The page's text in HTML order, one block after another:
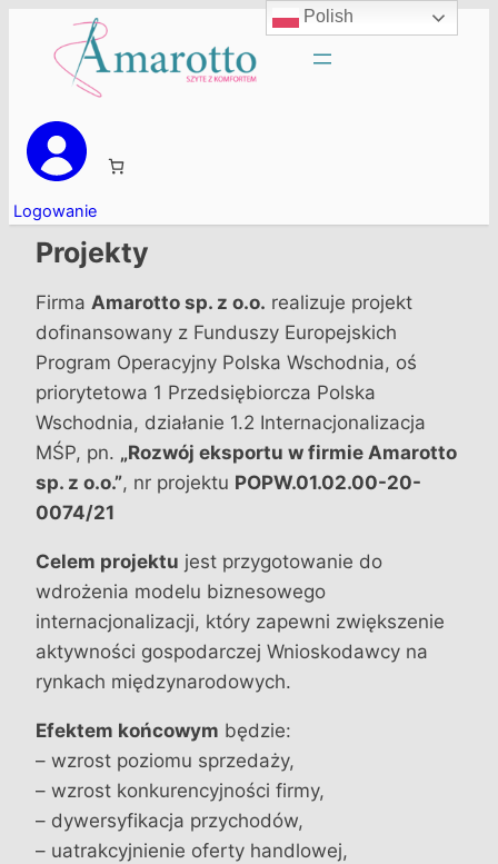
Logowanie
Projekty
Firma Amarotto sp. z o.o. realizuje projekt
dofinansowany z Funduszy Europejskich
Program Operacyjny Polska Wschodnia, oś
priorytetowa 1 Przedsiębiorcza Polska
Wschodnia, działanie 1.2 Internacjonalizacja
MŚP, pn. „Rozwój eksportu w firmie Amarotto
sp. z o.o.”, nr projektu POPW.01.02.00-20-
0074/21
Celem projektu jest przygotowanie do
wdrożenia modelu biznesowego
internacjonalizacji, który zapewni zwiększenie
aktywności gospodarczej Wnioskodawcy na
rynkach międzynarodowych.
Efektem końcowym będzie:
– wzrost poziomu sprzedaży,
– wzrost konkurencyjności firmy,
– dywersyfikacja przychodów,
– uatrakcyjnienie oferty handlowej,
Polish